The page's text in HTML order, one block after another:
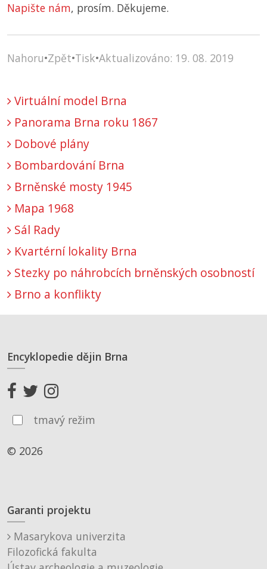
Napište nám, prosím. Děkujeme.
Nahoru•Zpět•Tisk•Aktualizováno: 19. 08. 2019
Virtuální model Brna
Panorama Brna roku 1867
Dobové plány
Bombardování Brna
Brněnské mosty 1945
Mapa 1968
Sál Rady
Kvartérní lokality Brna
Stezky po náhrobcích brněnských osobností
Brno a konflikty
Encyklopedie dějin Brna
tmavý režim
© 2026
Garanti projektu
Masarykova univerzita
Filozofická fakulta